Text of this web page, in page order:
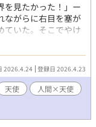
を見たかった！」ー
ながらに右目を塞が
ていた。そこでやけ
たその心が少しず
に初恋の攻×神を信
せん」ーー全ては神
む」。
2026.4.24 登録日 2026.4.23
天使
人間×天使